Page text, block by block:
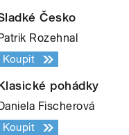
Česko
Rozehnal
Koupit
pohádky
Fischerová
Koupit